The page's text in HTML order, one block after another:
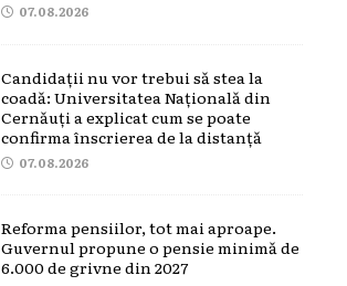
07.08.2026
Candidații nu vor trebui să stea la
coadă: Universitatea Națională din
Cernăuți a explicat cum se poate
confirma înscrierea de la distanță
07.08.2026
Reforma pensiilor, tot mai aproape.
Guvernul propune o pensie minimă de
6.000 de grivne din 2027